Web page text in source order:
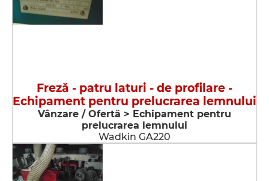
Freză - patru laturi - de profilare -
Echipament pentru prelucrarea lemnului
Vânzare / Ofertă > Echipament pentru
prelucrarea lemnului
Wadkin GA220